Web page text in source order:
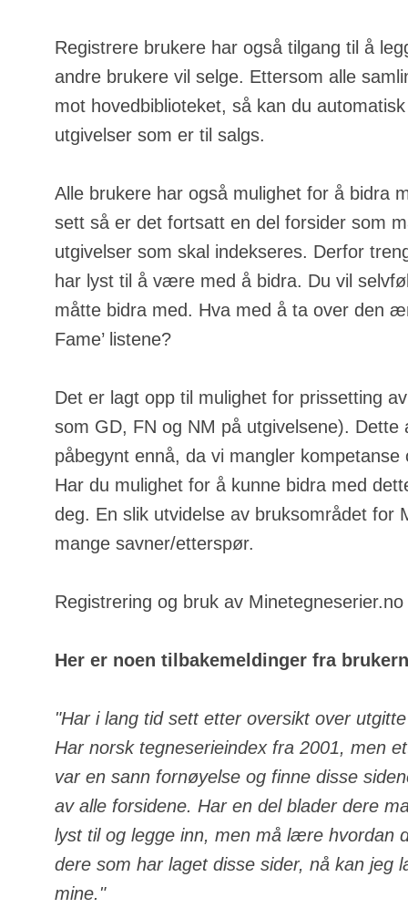
Registrere brukere har også tilgang til å
andre brukere vil selge. Ettersom alle
mot hovedbiblioteket, så kan du
utgivelser som er til salgs.
Alle brukere har også mulighet for å bidra
sett så er det fortsatt en del forsider som
utgivelser som skal indekseres. Derfor
har lyst til å være med å bidra. Du vil
måtte bidra med. Hva med å ta over den
Fame’ listene?
Det er lagt opp til mulighet for prissetting
som GD, FN og NM på utgivelsene). Dette
påbegynt ennå, da vi mangler
Har du mulighet for å kunne bidra med
deg. En slik utvidelse av bruksområdet for
mange savner/etterspør.
Registrering og bruk av
Her er noen tilbakemeldinger fra
"Har i lang tid sett etter oversikt over
Har norsk tegneserieindex fra 2001, men
var en sann fornøyelse og finne disse
av alle forsidene. Har en del blader dere
lyst til og legge inn, men må lære hvordan
dere som har laget disse sider, nå kan jeg
mine."